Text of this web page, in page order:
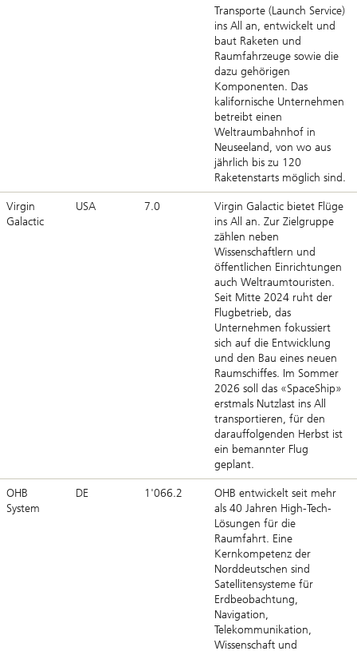
Transporte (Launch Service)
ins All an, entwickelt und
baut Raketen und
Raumfahrzeuge sowie die
dazu gehörigen
Komponenten. Das
kalifornische Unternehmen
betreibt einen
Weltraumbahnhof in
Neuseeland, von wo aus
jährlich bis zu 120
Raketenstarts möglich sind.
Virgin
Galactic
USA 7.0
Virgin Galactic bietet Flüge
ins All an. Zur Zielgruppe
zählen neben
Wissenschaftlern und
öffentlichen Einrichtungen
auch Weltraumtouristen.
Seit Mitte 2024 ruht der
Flugbetrieb, das
Unternehmen fokussiert
sich auf die Entwicklung
und den Bau eines neuen
Raumschiffes. Im Sommer
2026 soll das «SpaceShip»
erstmals Nutzlast ins All
transportieren, für den
darauffolgenden Herbst ist
ein bemannter Flug
geplant.
OHB
System
DE 1'066.2
OHB entwickelt seit mehr
als 40 Jahren High-Tech-
Lösungen für die
Raumfahrt. Eine
Kernkompetenz der
Norddeutschen sind
Satellitensysteme für
Erdbeobachtung,
Navigation,
Telekommunikation,
Wissenschaft und